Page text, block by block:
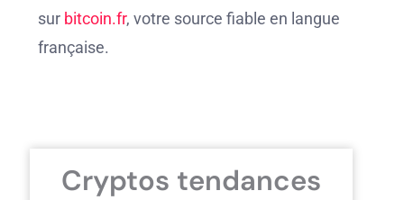
sur bitcoin.fr, votre source fiable en langue
française.
Cryptos tendances